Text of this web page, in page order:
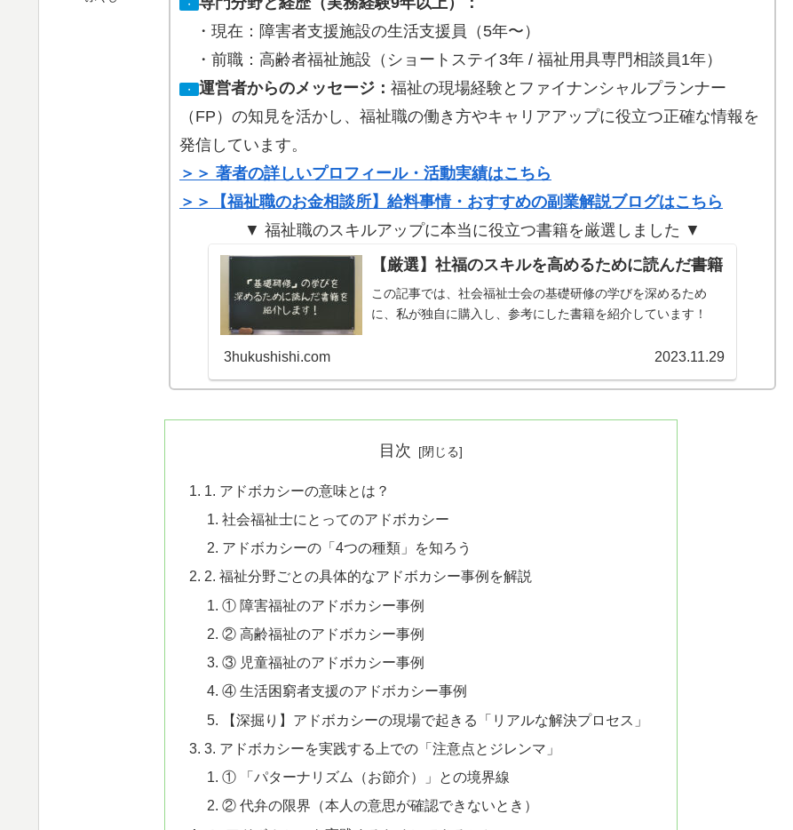
・
・現在：障害者支援施設の生活支援員（5年〜）
・前職：高齢者福祉施設（ショートステイ3年 / 福祉用具専門相談員1年）
・ 運営者からのメッセージ： 福祉の現場経験とファイナンシャルプランナー
（FP）の知見を活かし、福祉職の働き方やキャリアアップに役立つ正確な情報を
発信しています。
＞＞ 著者の詳しいプロフィール・活動実績はこちら
＞＞【福祉職のお金相談所】給料事情・おすすめの副業解説ブログはこちら
▼ 福祉職のスキルアップに本当に役立つ書籍を厳選しました ▼
【厳選】社福のスキルを高めるために読んだ書籍
この記事では、社会福祉士会の基礎研修の学びを深めるため
に、私が独自に購入し、参考にした書籍を紹介しています！
3hukushishi.com 2023.11.29
目次
1. アドボカシーの意味とは？
社会福祉士にとってのアドボカシー
アドボカシーの「4つの種類」を知ろう
2. 福祉分野ごとの具体的なアドボカシー事例を解説
① 障害福祉のアドボカシー事例
② 高齢福祉のアドボカシー事例
③ 児童福祉のアドボカシー事例
④ 生活困窮者支援のアドボカシー事例
【深掘り】アドボカシーの現場で起きる「リアルな解決プロセス」
3. アドボカシーを実践する上での「注意点とジレンマ」
① 「パターナリズム（お節介）」との境界線
② 代弁の限界（本人の意思が確認できないとき）